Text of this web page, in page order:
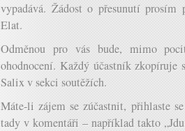
vypadává. Žádost o přesunutí
Elat.
Odměnou pro vás bude, mimo
ohodnocení. Každý účastník
Salix v sekci soutěžích.
Máte-li zájem se zúčastnit, přihlaste
tady v komentáři – například takto